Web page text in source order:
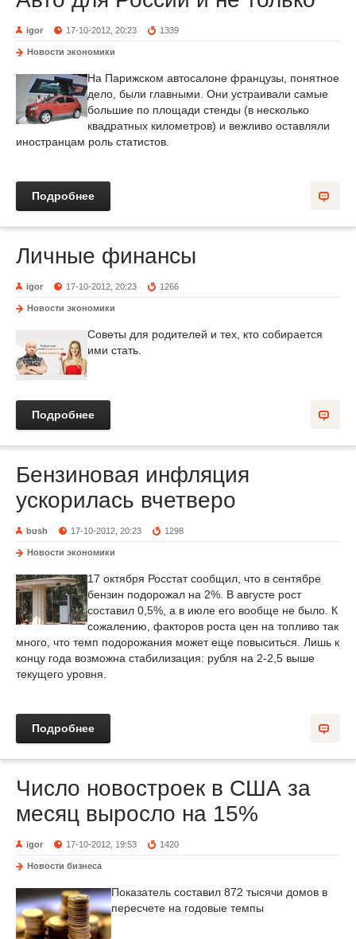
igor 17-10-2012, 20:23 1339
Новости экономики
На Парижском автосалоне французы, понятное
дело, были главными. Они устраивали самые
большие по площади стенды (в несколько
квадратных километров) и вежливо оставляли
иностранцам роль статистов.
Подробнее
Личные финансы
igor 17-10-2012, 20:23 1266
Новости экономики
Советы для родителей и тех, кто собирается
ими стать.
Подробнее
Бензиновая инфляция
ускорилась вчетверо
bush 17-10-2012, 20:23 1298
Новости экономики
17 октября Росстат сообщил, что в сентябре
бензин подорожал на 2%. В августе рост
составил 0,5%, а в июле его вообще не было. К
сожалению, факторов роста цен на топливо так
много, что темп подорожания может еще повыситься. Лишь к
концу года возможна стабилизация: рубля на 2-2,5 выше
текущего уровня.
Подробнее
Число новостроек в США за
месяц выросло на 15%
igor 17-10-2012, 19:53 1420
Новости бизнеса
Показатель составил 872 тысячи домов в
пересчете на годовые темпы